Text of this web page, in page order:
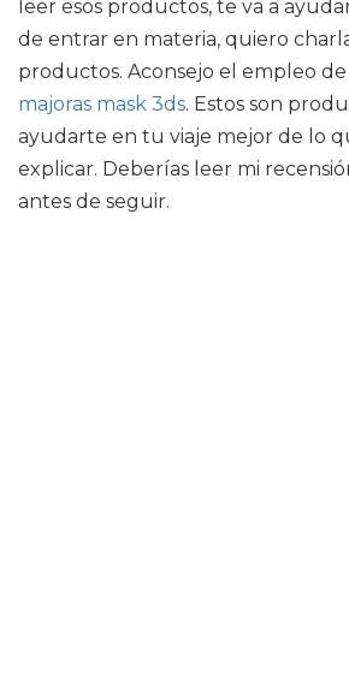
leer esos productos, te va a
de entrar en materia, quiero
productos. Aconsejo el empleo de
majoras mask 3ds. Estos son
ayudarte en tu viaje mejor de lo
explicar. Deberías leer mi
antes de seguir.